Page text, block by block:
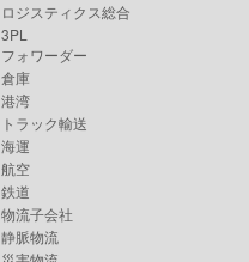
ロジスティクス総合
3PL
フォワーダー
倉庫
港湾
トラック輸送
海運
航空
鉄道
物流子会社
静脈物流